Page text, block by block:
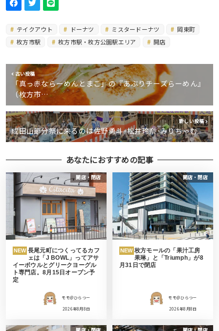
テイクアウト ドーナツ ミスタードーナツ
岡東町
枚方市駅
枚方市駅・枚方公園駅エリア 開店
古い投稿
「真っ赤ならーめんとまこ」の『あぶりチーズらーめん』
（枚方市…
新しい投稿
成田山節分祭に来るのは佐野勇斗･松井玲奈･みりちゃむ
あなたにおすすめの記事
開店・閉店
NEW 長尾元町につくってるカフ
ェは「J BOWL」ってアサ
イーボウルとグリークヨーグル
ト専門店。8月15日オープン予
定
モモ＠ひらつー
2026年8月8日
開店・閉店
NEW 枚方モールの「果汁工房
果琳」と「Triumph」が8
月31日で閉店
モモ＠ひらつー
2026年8月8日